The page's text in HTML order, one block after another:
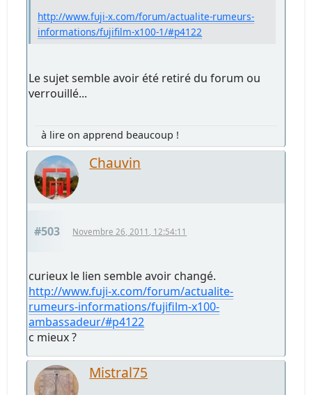
http://www.fuji-x.com/forum/actualite-rumeurs-
informations/fujifilm-x100-1/#p4122
Le sujet semble avoir été retiré du forum ou
verrouillé...
à lire on apprend beaucoup !
Chauvin
#503 Novembre 26, 2011, 12:54:11
curieux le lien semble avoir changé.
http://www.fuji-x.com/forum/actualite-
rumeurs-informations/fujifilm-x100-
ambassadeur/#p4122
c mieux ?
Mistral75